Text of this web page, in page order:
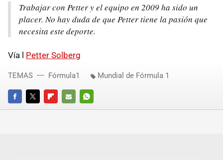
Trabajar con Petter y el equipo en 2009 ha sido un
placer. No hay duda de que Petter tiene la pasión que
necesita este deporte.
Vía l Petter Solberg
FACEBOOKTWITTERFLIPBOARD
E-
WHATSAPP
TEMAS Fórmula1 Mundial de Fórmula 1